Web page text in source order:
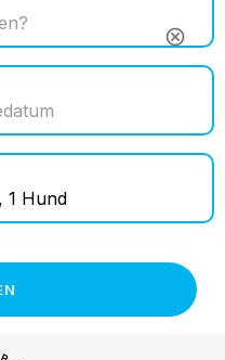
cancel
, 1 Hund